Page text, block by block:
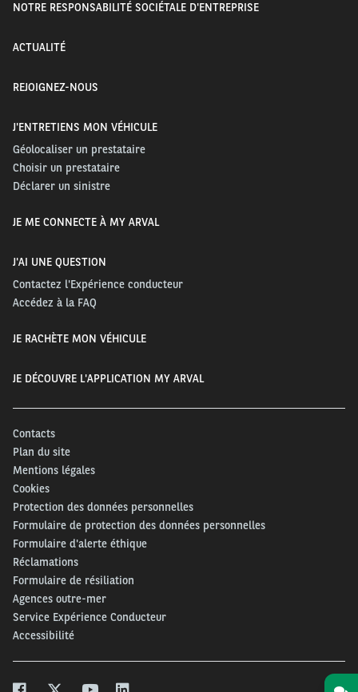
NOTRE RESPONSABILITÉ SOCIÉTALE D'ENTREPRISE
ACTUALITÉ
REJOIGNEZ-NOUS
J'ENTRETIENS MON VÉHICULE
Géolocaliser un prestataire
Choisir un prestataire
Déclarer un sinistre
JE ME CONNECTE À MY ARVAL
J'AI UNE QUESTION
Contactez l'Expérience conducteur
Accédez à la FAQ
JE RACHÈTE MON VÉHICULE
JE DÉCOUVRE L'APPLICATION MY ARVAL
Contacts
Plan du site
Mentions légales
Cookies
Protection des données personnelles
Formulaire de protection des données personnelles
Formulaire d'alerte éthique
Réclamations
Formulaire de résiliation
Agences outre-mer
Service Expérience Conducteur
Accessibilité